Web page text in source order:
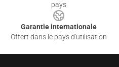
pays
Garantie internationale
Offert dans le pays d'utilisation